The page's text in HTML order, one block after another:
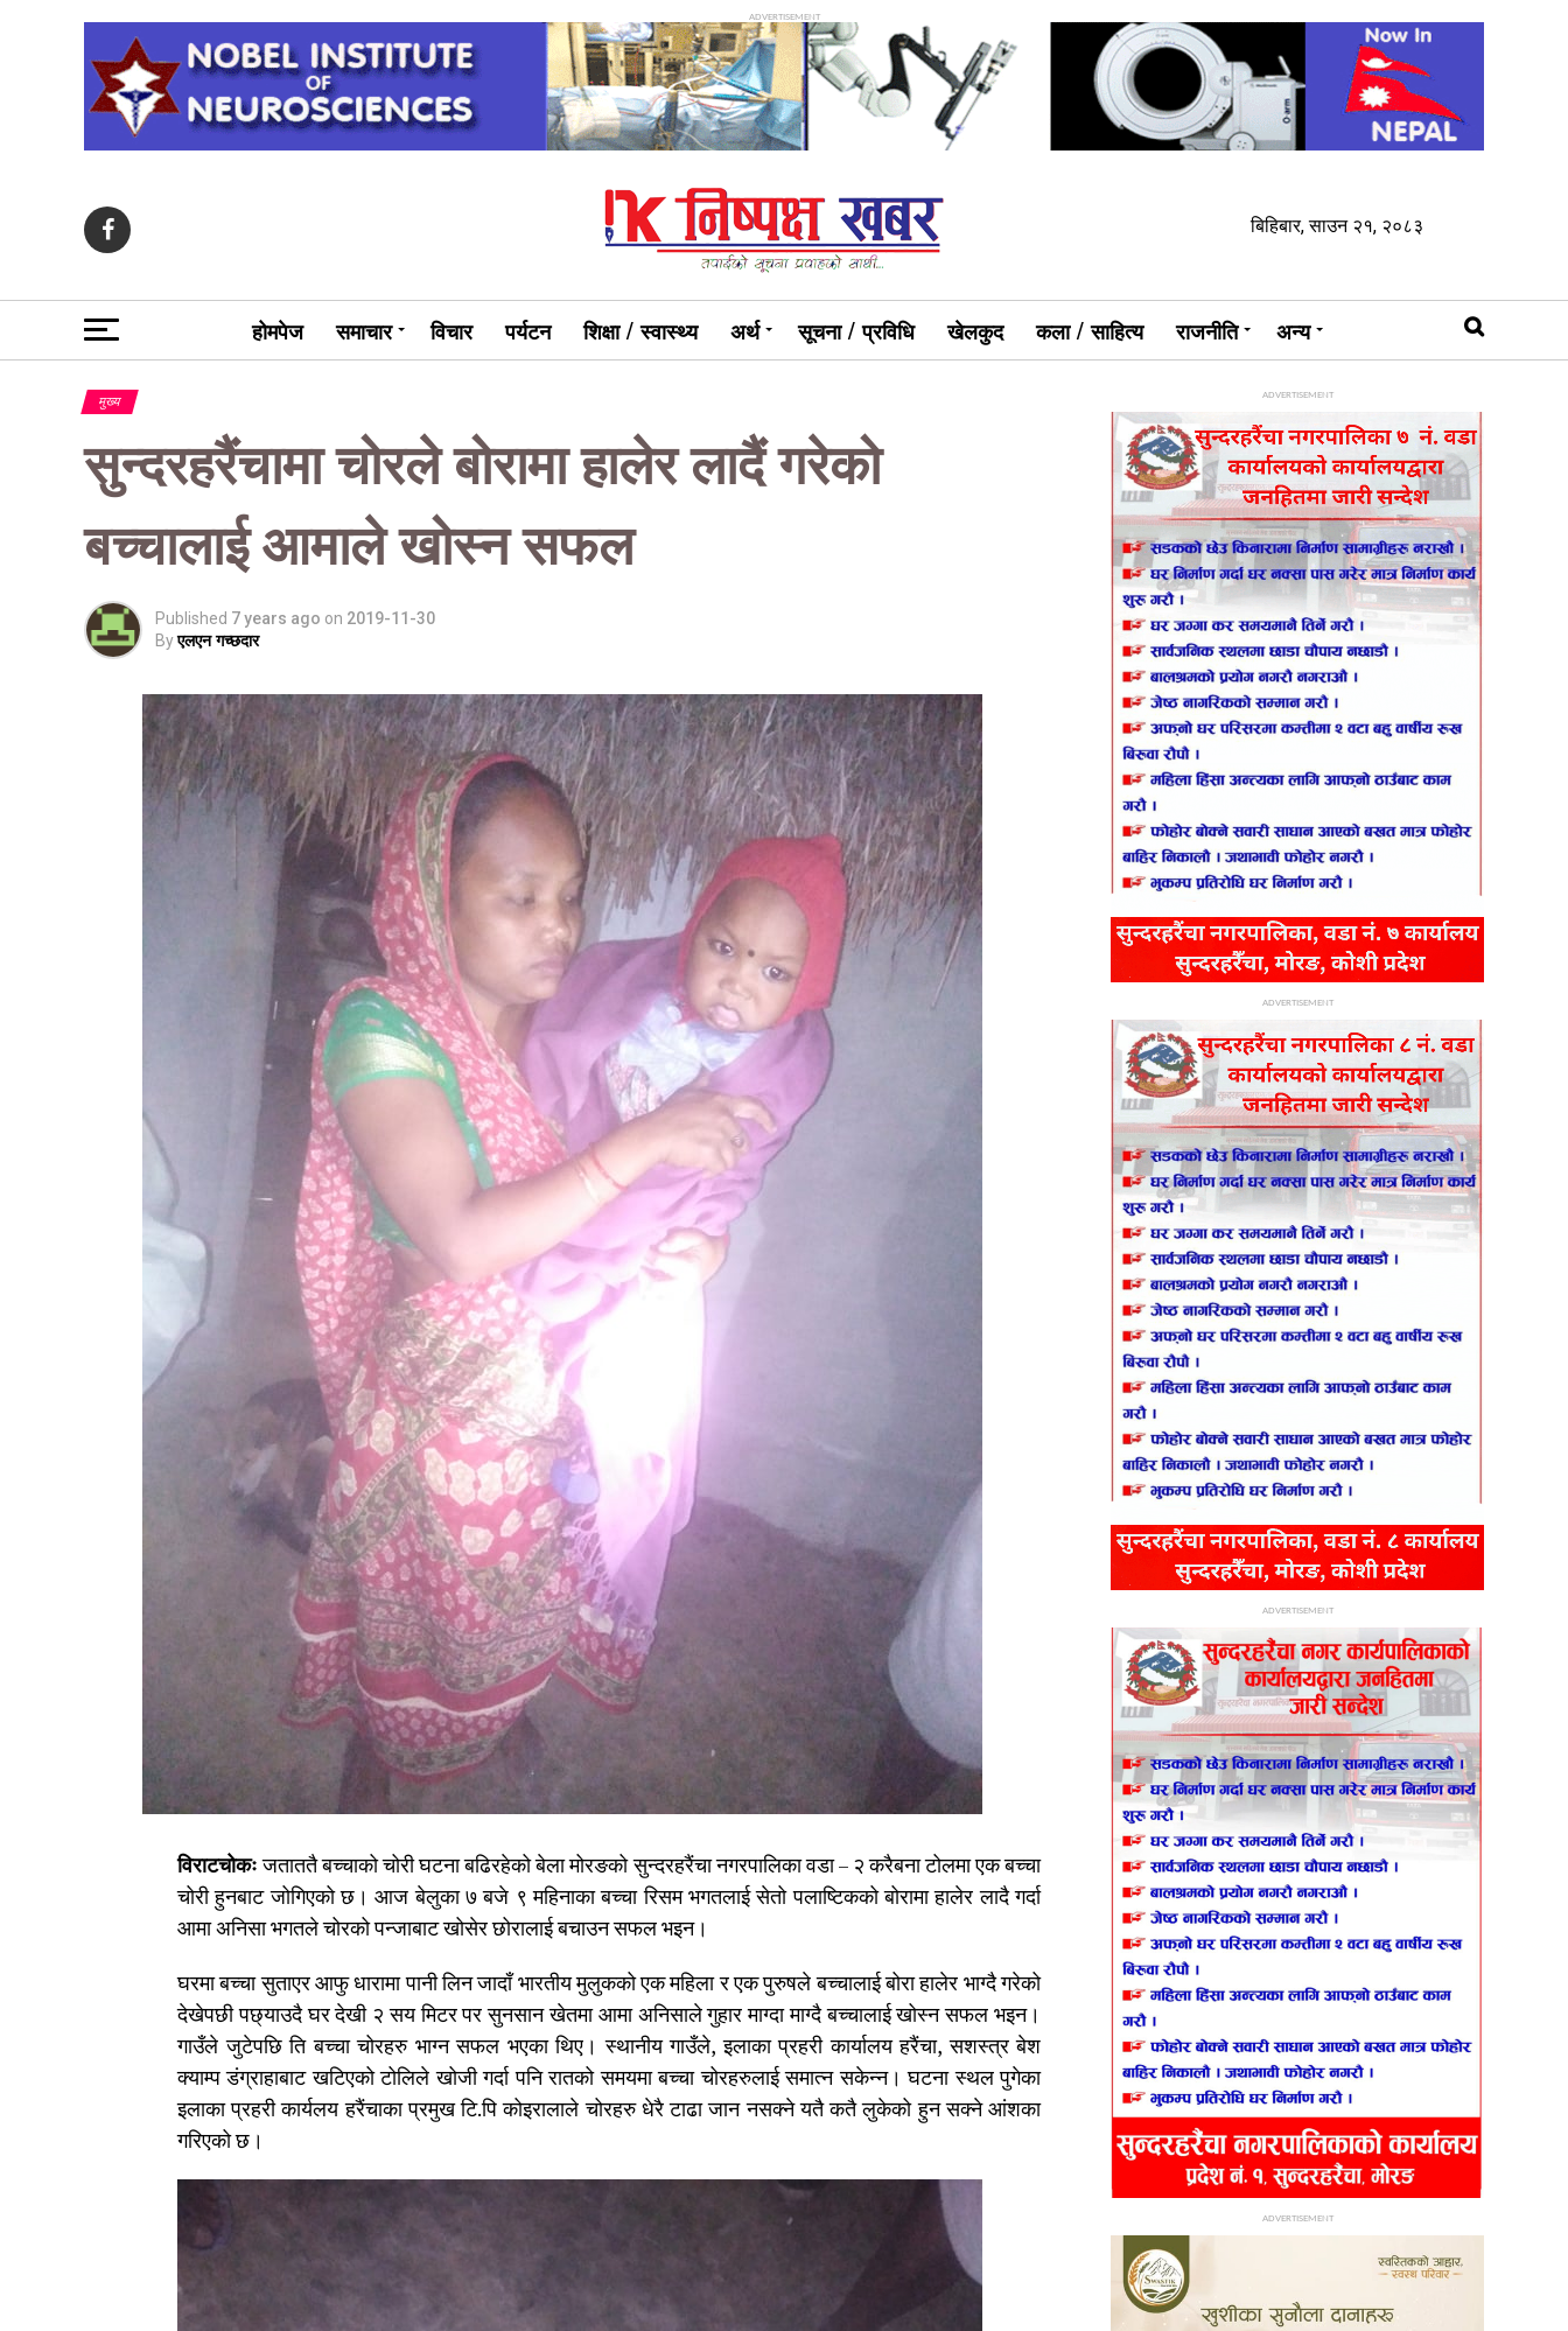
ADVERTISEMENT
बिहिबार, साउन २१, २०८३
होमपेज समाचार विचार पर्यटन शिक्षा / स्वास्थ्य अर्थ सूचना / प्रविधि खेलकुद कला / साहित्य राजनीति अन्य
मुख्य
सुन्दरहरैंचामा चोरले बोरामा हालेर लादैं गरेको
बच्चालाई आमाले खोस्न सफल
Published 7 years ago on 2019-11-30
Byएलएन गच्छदार
विराटचोकःजताततै बच्चाको चोरी घटना बढिरहेको बेला मोरङको सुन्दरहरैंचा नगरपालिका वडा – २ करैबना टोलमा एक बच्चा
चोरी हुनबाट जोगिएको छ। आज बेलुका ७ बजे ९ महिनाका बच्चा रिसम भगतलाई सेतो पलाष्टिकको बोरामा हालेर लादै गर्दा
आमा अनिसा भगतले चोरको पन्जाबाट खोसेर छोरालाई बचाउन सफल भइन।
घरमा बच्चा सुताएर आफु धारामा पानी लिन जादाँ भारतीय मुलुकको एक महिला र एक पुरुषले बच्चालाई बोरा हालेर भाग्दै गरेको
देखेपछी पछ्याउदै घर देखी २ सय मिटर पर सुनसान खेतमा आमा अनिसाले गुहार माग्दा माग्दै बच्चालाई खोस्न सफल भइन।
गाउँले जुटेपछि ति बच्चा चोरहरु भाग्न सफल भएका थिए। स्थानीय गाउँले, इलाका प्रहरी कार्यालय हरैंचा, सशस्त्र बेश
क्याम्प डंग्राहाबाट खटिएको टोलिले खोजी गर्दा पनि रातको समयमा बच्चा चोरहरुलाई समात्न सकेन्न। घटना स्थल पुगेका
इलाका प्रहरी कार्यलय हरैंचाका प्रमुख टि.पि कोइरालाले चोरहरु धेरै टाढा जान नसक्ने यतै कतै लुकेको हुन सक्ने आंशका
गरिएको छ।
ADVERTISEMENT
ADVERTISEMENT
ADVERTISEMENT
ADVERTISEMENT